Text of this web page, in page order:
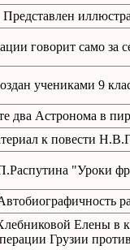
Представлен
говорит само за
учениками 9
два Астронома в
к повести
"Уроки
Елены в
Грузии